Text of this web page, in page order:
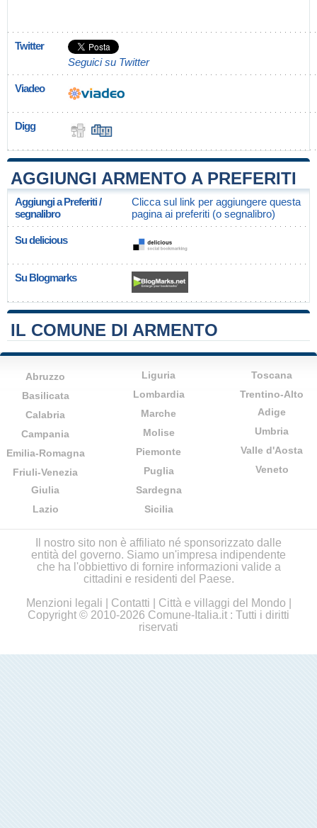
Twitter
Seguici su Twitter
Viadeo
Digg
AGGIUNGI ARMENTO A PREFERITI
Aggiungi a Preferiti /
segnalibro
Clicca sul link per aggiungere questa
pagina ai preferiti (o segnalibro)
Su delicious
Su Blogmarks
IL COMUNE DI ARMENTO
Abruzzo
Basilicata
Calabria
Campania
Emilia-Romagna
Friuli-Venezia
Giulia
Lazio
Liguria
Lombardia
Marche
Molise
Piemonte
Puglia
Sardegna
Sicilia
Toscana
Trentino-Alto
Adige
Umbria
Valle d'Aosta
Veneto
Il nostro sito non è affiliato né sponsorizzato dalle
entità del governo. Siamo un'impresa indipendente
che ha l'obbiettivo di fornire informazioni valide a
cittadini e residenti del Paese.
Menzioni legali
Contatti Città e villaggi del Mondo
Copyright © 2010-2026 Comune-Italia.it : Tutti i diritti
riservati